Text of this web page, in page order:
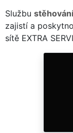
Službu
zajistí a
sítě EXTRA